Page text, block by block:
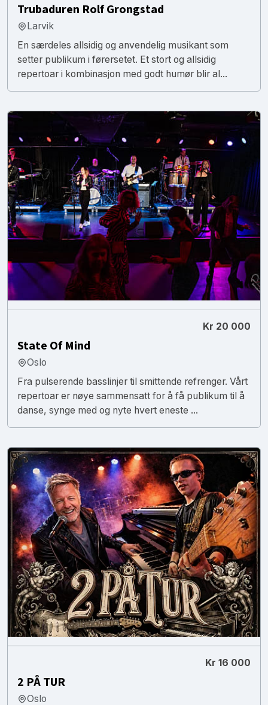
Trubaduren Rolf Grongstad
Larvik
En særdeles allsidig og anvendelig musikant som
setter publikum i førersetet. Et stort og allsidig
repertoar i kombinasjon med godt humør blir al...
Kr 20 000
State Of Mind
Oslo
Fra pulserende basslinjer til smittende refrenger. Vårt
repertoar er nøye sammensatt for å få publikum til å
danse, synge med og nyte hvert eneste ...
Kr 16 000
2 PÅ TUR
Oslo